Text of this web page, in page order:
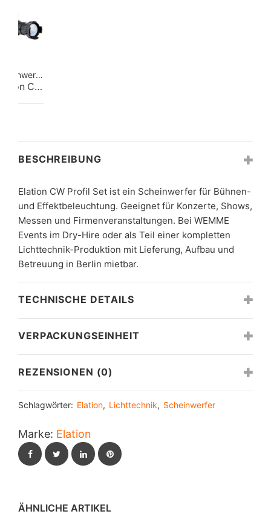
Scheinwerfer
Elation CW Profil HP IP
BESCHREIBUNG
Elation CW Profil Set ist ein Scheinwerfer für Bühnen-
und Effektbeleuchtung. Geeignet für Konzerte, Shows,
Messen und Firmenveranstaltungen. Bei WEMME
Events im Dry-Hire oder als Teil einer kompletten
Lichttechnik-Produktion mit Lieferung, Aufbau und
Betreuung in Berlin mietbar.
TECHNISCHE DETAILS
VERPACKUNGSEINHEIT
REZENSIONEN (0)
Schlagwörter: Elation, Lichttechnik, Scheinwerfer
Marke: Elation
FacebookTwitterLinkedInPinterest
ÄHNLICHE ARTIKEL